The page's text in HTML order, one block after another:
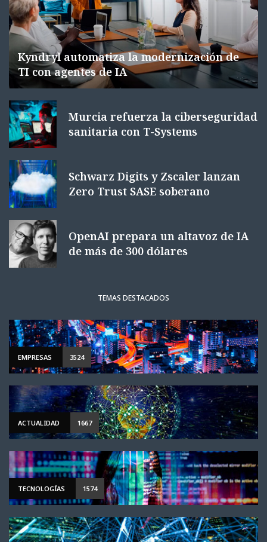
Kyndryl automatiza la modernización de
TI con agentes de IA
Murcia refuerza la ciberseguridad
sanitaria con T-Systems
Schwarz Digits y Zscaler lanzan
Zero Trust SASE soberano
OpenAI prepara un altavoz de IA
de más de 300 dólares
TEMAS DESTACADOS
EMPRESAS 3524
ACTUALIDAD 1667
TECNOLOGÍAS 1574